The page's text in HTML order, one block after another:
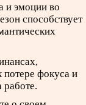
и эмоции во
способствует
фокуса и